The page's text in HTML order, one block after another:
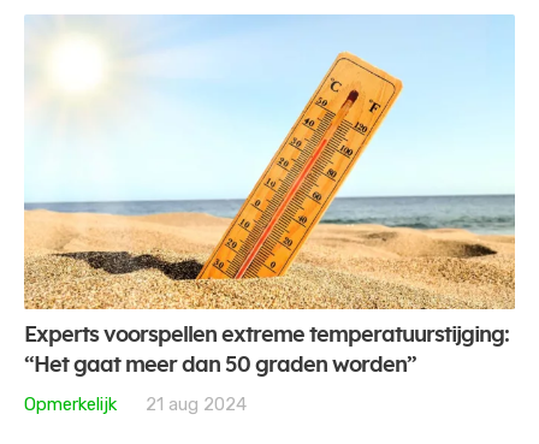
Experts voorspellen extreme temperatuurstijging:
“Het gaat meer dan 50 graden worden”
Opmerkelijk
21 aug 2024